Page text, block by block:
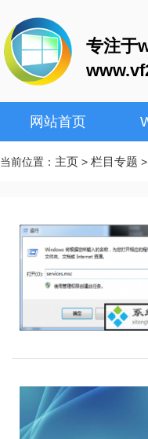
专注于
网站首页
当前位置： 主页 > 栏目专题 >